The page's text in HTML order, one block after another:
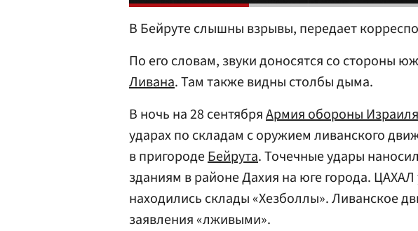
В Бейруте слышны взрывы, передает
По его словам, звуки доносятся со стороны
Ливана. Там также видны столбы дыма.
В ночь на 28 сентябряАрмия обороныИзраиля
ударах по складам с оружием ливанского
в пригородеБейрута. Точечные удары
зданиям в районе Дахия на юге города.
находились склады «Хезболлы». Ливанское
заявления «лживыми».